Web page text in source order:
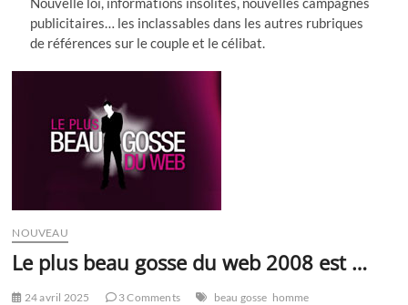
publicitaires… les inclassables dans les autres rubriques
de références sur le couple et le célibat.
NOUVEAU
Le plus beau gosse du web 2008 est …
24 avril 2025 3 Comments beau gosse homme